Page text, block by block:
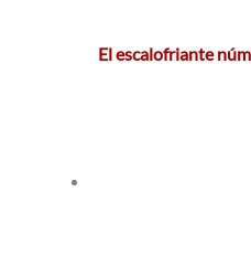
El escalofriante